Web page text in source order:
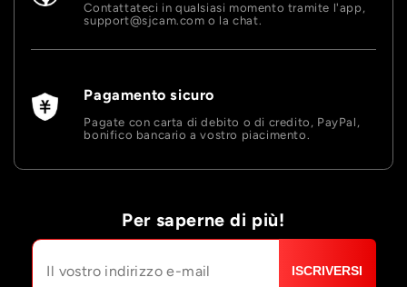
Contattateci in qualsiasi momento tramite l'app,
support@sjcam.com o la chat.
Pagamento sicuro
Pagate con carta di debito o di credito, PayPal,
bonifico bancario a vostro piacimento.
Per saperne di più!
ISCRIVERSI